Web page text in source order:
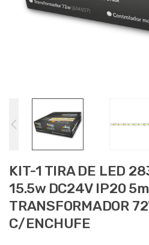
KIT-1 TIRA DE LED
15.5w DC24V IP20
TRANSFORMADOR
C/ENCHUFE